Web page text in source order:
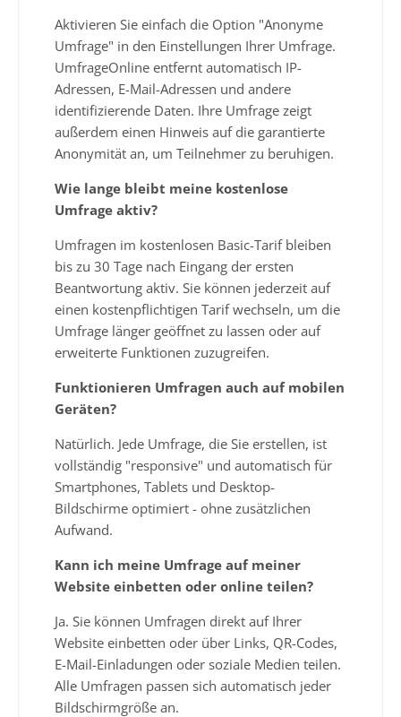
Aktivieren Sie einfach die Option "Anonyme
Umfrage" in den Einstellungen Ihrer Umfrage.
UmfrageOnline entfernt automatisch IP-
Adressen, E-Mail-Adressen und andere
identifizierende Daten. Ihre Umfrage zeigt
außerdem einen Hinweis auf die garantierte
Anonymität an, um Teilnehmer zu beruhigen.
Wie lange bleibt meine kostenlose
Umfrage aktiv?
Umfragen im kostenlosen Basic-Tarif bleiben
bis zu 30 Tage nach Eingang der ersten
Beantwortung aktiv. Sie können jederzeit auf
einen kostenpflichtigen Tarif wechseln, um die
Umfrage länger geöffnet zu lassen oder auf
erweiterte Funktionen zuzugreifen.
Funktionieren Umfragen auch auf mobilen
Geräten?
Natürlich. Jede Umfrage, die Sie erstellen, ist
vollständig "responsive" und automatisch für
Smartphones, Tablets und Desktop-
Bildschirme optimiert - ohne zusätzlichen
Aufwand.
Kann ich meine Umfrage auf meiner
Website einbetten oder online teilen?
Ja. Sie können Umfragen direkt auf Ihrer
Website einbetten oder über Links, QR-Codes,
E-Mail-Einladungen oder soziale Medien teilen.
Alle Umfragen passen sich automatisch jeder
Bildschirmgröße an.